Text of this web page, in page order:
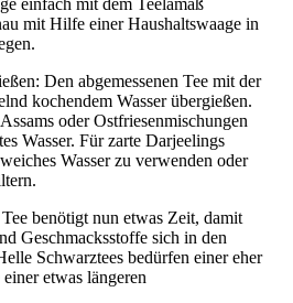
mit Hilfe einer Haushaltswaage in
Den abgemessenen Tee mit der
kochendem Wasser übergießen.
oder Ostfriesenmischungen
Wasser. Für zarte Darjeelings
Wasser zu verwenden oder
benötigt nun etwas Zeit, damit
Geschmacksstoffe sich in den
Schwarztees bedürfen einer eher
etwas längeren